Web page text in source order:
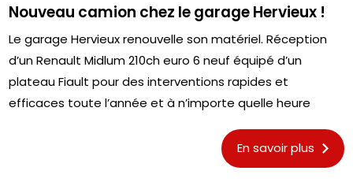
Nouveau camion chez le garage Hervieux !
Le garage Hervieux renouvelle son matériel. Réception
d’un Renault Midlum 210ch euro 6 neuf équipé d’un
plateau Fiault pour des interventions rapides et
efficaces toute l’année et à n’importe quelle heure
En savoir plus